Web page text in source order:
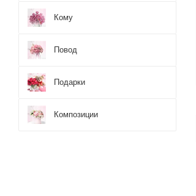
Кому
Повод
Подарки
Композиции